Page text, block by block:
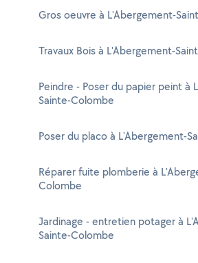
Gros oeuvre à L'Abergement-
Travaux Bois à L'Abergement-
Peindre - Poser du papier peint à
Sainte-Colombe
Poser du placo à L'Abergement-
Réparer fuite plomberie à
Colombe
Jardinage - entretien potager à
Sainte-Colombe